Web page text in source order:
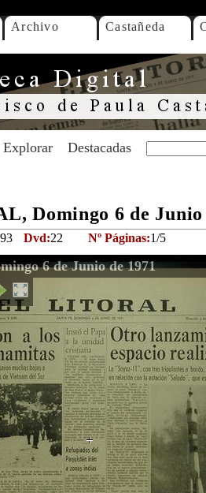
Archivo Castañeda
Explorar Destacadas
Domingo 6 de
Dvd:22 Nº Páginas:1/5
6 de Junio de 1971